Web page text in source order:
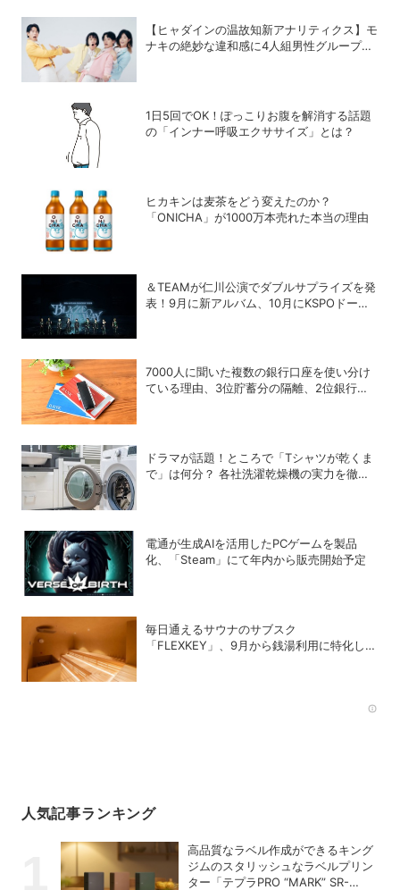
【ヒャダインの温故知新アナリティクス】モ
ナキの絶妙な違和感に4人組男性グループの
1日5回でOK！ぽっこりお腹を解消する話題
の「インナー呼吸エクササイズ」とは？
ヒカキンは麦茶をどう変えたのか？
「ONICHA」が1000万本売れた本当の理由
＆TEAMが仁川公演でダブルサプライズを発
表！9月に新アルバム、10月にKSPOドーム
7000人に聞いた複数の銀行口座を使い分け
ている理由、3位貯蓄分の隔離、2位銀行メ
ドラマが話題！ところで「Tシャツが乾くま
で」は何分？ 各社洗濯乾燥機の実力を徹底
電通が生成AIを活用したPCゲームを製品
化、「Steam」にて年内から販売開始予定
毎日通えるサウナのサブスク
「FLEXKEY」、9月から銭湯利用に特化した
人気記事ランキング
高品質なラベル作成ができるキング
ジムのスタリッシュなラベルプリン
ター「テプラPRO “MARK” SR-